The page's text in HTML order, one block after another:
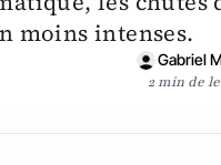
moins intenses.
Gabriel
2 min de